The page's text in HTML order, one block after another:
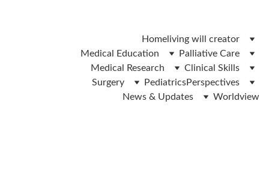
Home living will creator
Medical Education
Palliative Care
Medical Research
Clinical Skills
Surgery
PediatricsPerspectives
News & Updates
Worldview